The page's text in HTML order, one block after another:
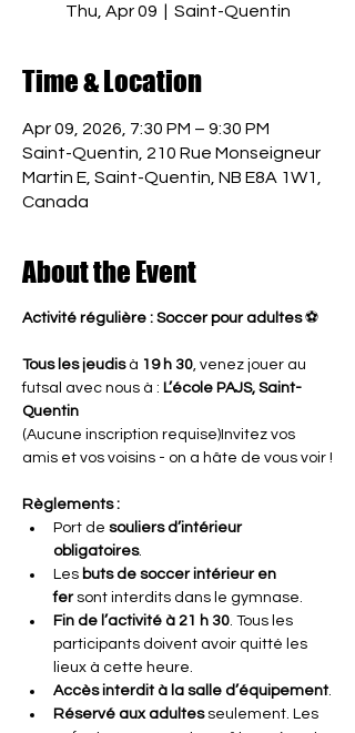
Thu, Apr 09 Saint-Quentin
Time & Location
Apr 09, 2026, 7:30 PM – 9:30 PM
Saint-Quentin, 210 Rue Monseigneur
Martin E, Saint-Quentin, NB E8A 1W1,
Canada
About the Event
Activité régulière : Soccer pour adultes ⚽
Tous les jeudis à 19 h 30, venez jouer au
futsal avec nous à : L’école PAJS, Saint-
Quentin
(Aucune inscription requise)Invitez vos
amis et vos voisins - on a hâte de vous voir !
Règlements :
Port de souliers d’intérieur
obligatoires.
Les buts de soccer intérieur en
fer sont interdits dans le gymnase.
Fin de l’activité à 21 h 30. Tous les
participants doivent avoir quitté les
lieux à cette heure.
Accès interdit à la salle d’équipement.
Réservé aux adultes seulement. Les